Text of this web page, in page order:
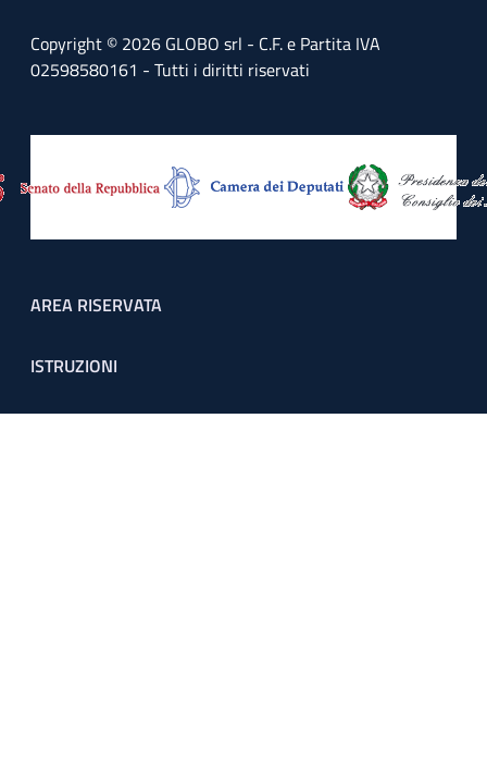
Copyright © 2026 GLOBO srl - C.F. e Partita IVA
02598580161 - Tutti i diritti riservati
Footer menu
AREA RISERVATA
ISTRUZIONI